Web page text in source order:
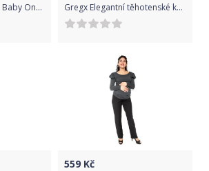
Poporodní kalhotky Baby Ono vel.L 5ks
Gregx Elegantní těhotenské kalhoty JEANS - černý melír
559 Kč